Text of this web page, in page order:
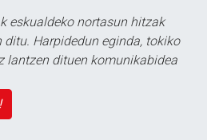
eskualdeko nortasun hitzak
ditu. Harpidedun eginda, tokiko
lantzen dituen komunikabidea